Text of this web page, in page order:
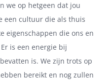
we op hetgeen dat jou
een cultuur die als thuis
eigenschappen die ons en
is een energie bij
is. We zijn trots op
bereikt en nog zullen